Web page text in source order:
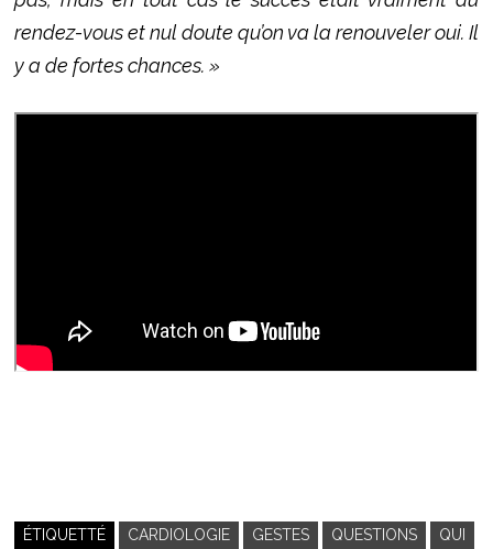
rendez-vous et nul doute qu’on va la renouveler oui. Il
y a de fortes chances. »
ÉTIQUETTÉ CARDIOLOGIE GESTES QUESTIONS QUI